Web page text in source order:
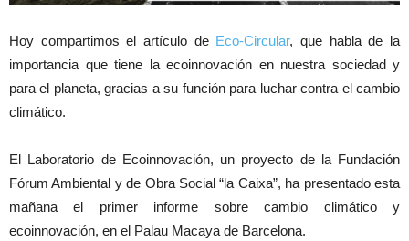
Hoy compartimos el artículo de Eco-Circular, que habla de la
importancia que tiene la ecoinnovación en nuestra sociedad y
para el planeta, gracias a su función para luchar contra el cambio
climático.
El Laboratorio de Ecoinnovación, un proyecto de la Fundación
Fórum Ambiental y de Obra Social “la Caixa”, ha presentado esta
mañana el primer informe sobre cambio climático y
ecoinnovación, en el Palau Macaya de Barcelona.